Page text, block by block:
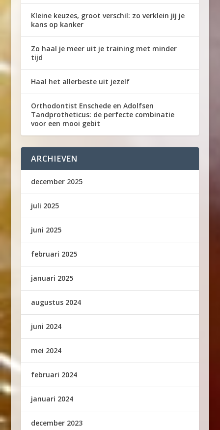
Kleine keuzes, groot verschil: zo verklein jij je
kans op kanker
Zo haal je meer uit je training met minder
tijd
Haal het allerbeste uit jezelf
Orthodontist Enschede en Adolfsen
Tandprotheticus: de perfecte combinatie
voor een mooi gebit
ARCHIEVEN
december 2025
juli 2025
juni 2025
februari 2025
januari 2025
augustus 2024
juni 2024
mei 2024
februari 2024
januari 2024
december 2023